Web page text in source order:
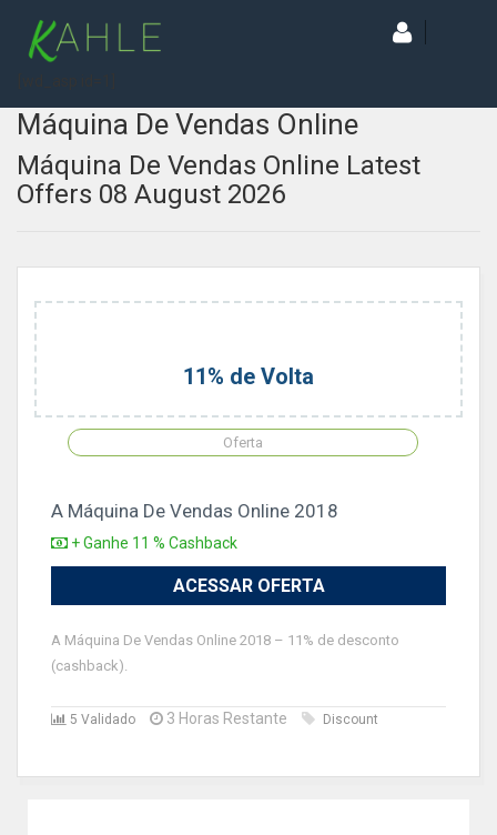
Máquina De Vendas Online
Máquina De Vendas Online Latest
Offers 08 August 2026
11% de Volta
Oferta
A Máquina De Vendas Online 2018
+ Ganhe 11 % Cashback
ACESSAR OFERTA
A Máquina De Vendas Online 2018 – 11% de desconto
(cashback).
5 Validado 3 Horas Restante Discount